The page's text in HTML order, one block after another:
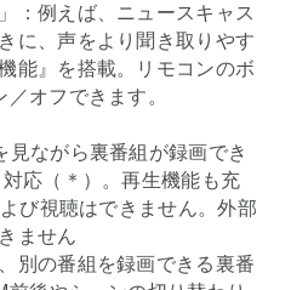
例えば、ニュースキャス
に、声をより聞き取りやす
能』を搭載。リモコンのボ
オフできます。
ながら裏番組が録画でき
応（＊）。再生機能も充
び視聴はできません。外部
ません
別の番組を録画できる裏番